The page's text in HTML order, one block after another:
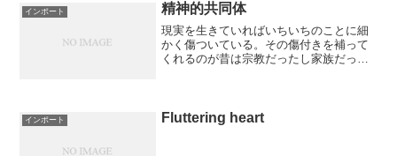
インポート 精神的共同体
現実を生きていればいちいちのことに細
かく傷ついている。その傷付きを補って
くれるのが昔は宗教だったし家族だった
ろんな仲間もそこまで一体...
インポート Fluttering heart